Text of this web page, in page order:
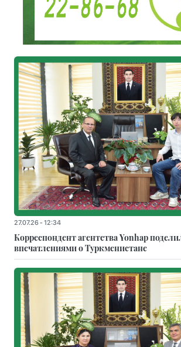
27.07.26 - 12:34
Корреспондент агентства Yonhap
впечатлениями о Туркменистане